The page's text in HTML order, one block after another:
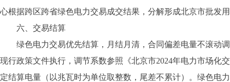
心根据跨区跨省绿色电力交易成交结果，分解形成北京市批发
六、交易结算
绿色电力交易优先结算，月结月清，合同偏差电量不滚动调
现行政策文件执行，调节系数参照《北京市2024年电力市场化
定结算电量（以兆瓦时为单位取整数，尾差不累计）。绿色电